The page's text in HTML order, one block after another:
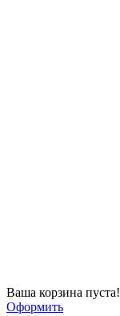
Ваша корзина пуста!
Оформить